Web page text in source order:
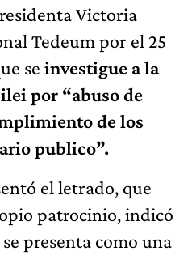
Victoria
Tedeum por el 25
se investigue a la
por “abuso de
de los
publico”.
el letrado, que
patrocinio, indicó
presenta como una